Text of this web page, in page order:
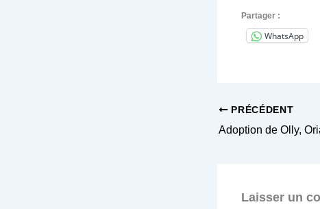
Partager :
WhatsApp
PRÉCÉDENT
Laisser un